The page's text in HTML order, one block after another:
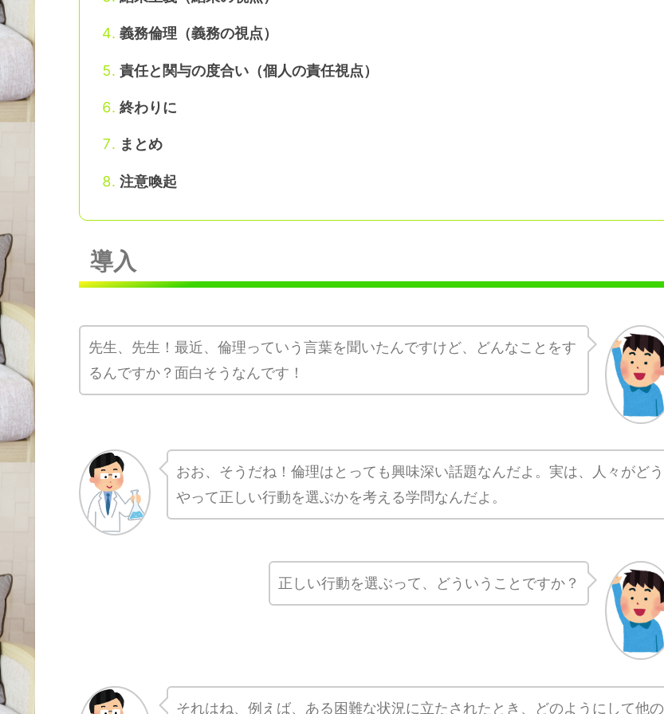
義務倫理（義務の視点）
責任と関与の度合い（個人の責任視点）
終わりに
まとめ
注意喚起
導入
先生、先生！最近、倫理っていう言葉を聞いたんですけど、どんなことをす
るんですか？面白そうなんです！
おお、そうだね！倫理はとっても興味深い話題なんだよ。実は、人々がどう
やって正しい行動を選ぶかを考える学問なんだよ。
正しい行動を選ぶって、どういうことですか？
それはね、例えば、ある困難な状況に立たされたとき、どのようにして他の